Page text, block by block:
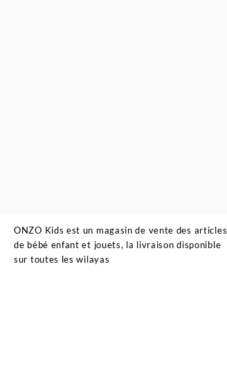
ONZO Kids est un magasin de vente des articles
de bébé enfant et jouets, la livraison disponible
sur toutes les wilayas